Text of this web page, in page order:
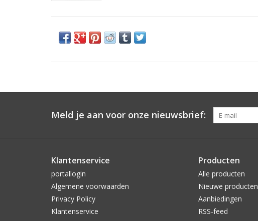
Meld je aan voor onze nieuwsbrief:
Klantenservice
portallogin
Algemene voorwaarden
Privacy Policy
Klantenservice
Producten
Alle producten
Nieuwe producten
Aanbiedingen
RSS-feed